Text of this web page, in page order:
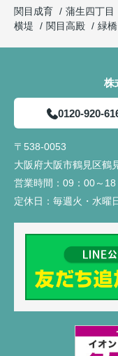
関目成育
蒲生四丁目
横堤
関目高殿 緑橋
株
0120-920-
〒538-0053
大阪府大阪市鶴見区鶴
営業時間： 09：00～18
定休日： 毎週火・水曜